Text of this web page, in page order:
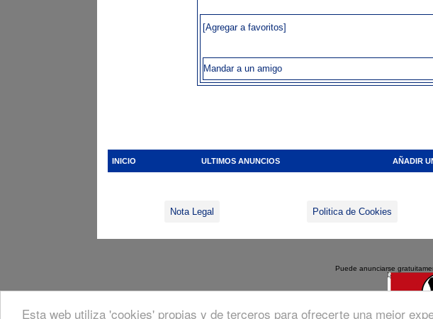
Esta web utiliza 'cookies' propias y de terceros para ofrecerte una mejor
[Agregar a favoritos]
Mandar a un amigo
INICIO ULTIMOS ANUNCIOS AÑADIR
Nota Legal Politica de Cookies
Puede anunciarse